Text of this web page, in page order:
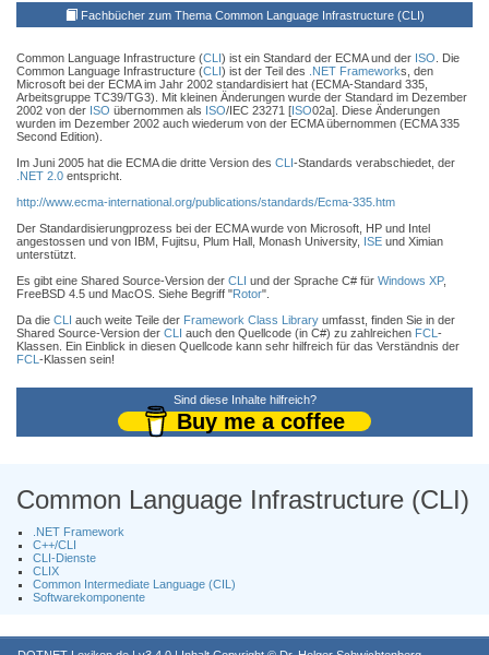
Fachbücher zum Thema Common Language Infrastructure (CLI)
Common Language Infrastructure (CLI) ist ein Standard der ECMA und der ISO . Die
Common Language Infrastructure (CLI) ist der Teil des .NET Frameworks, den
Microsoft bei der ECMA im Jahr 2002 standardisiert hat (ECMA-Standard 335,
Arbeitsgruppe TC39/TG3). Mit kleinen Änderungen wurde der Standard im Dezember
2002 von der ISO übernommen als ISO/IEC 23271 [ISO02a]. Diese Änderungen
wurden im Dezember 2002 auch wiederum von der ECMA übernommen (ECMA 335
Second Edition).
Im Juni 2005 hat die ECMA die dritte Version des CLI-Standards verabschiedet, der
.NET 2.0 entspricht.
http://www.ecma-international.org/publications/standards/Ecma-335.htm
Der Standardisierungprozess bei der ECMA wurde von Microsoft, HP und Intel
angestossen und von IBM, Fujitsu, Plum Hall, Monash University, ISE und Ximian
unterstützt.
Es gibt eine Shared Source-Version der CLI und der Sprache C# für Windows XP,
FreeBSD 4.5 und MacOS. Siehe Begriff "Rotor".
Da die CLI auch weite Teile der Framework Class Library umfasst, finden Sie in der
Shared Source-Version der CLI auch den Quellcode (in C#) zu zahlreichen FCL -
Klassen. Ein Einblick in diesen Quellcode kann sehr hilfreich für das Verständnis der
FCL -Klassen sein!
Sind diese Inhalte hilfreich?
Buy me a coffee
Common Language Infrastructure (CLI)
.NET Framework
C++/CLI
CLI-Dienste
CLIX
Common Intermediate Language (CIL)
Softwarekomponente